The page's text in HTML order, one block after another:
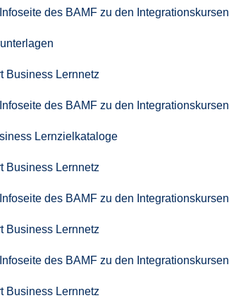
des BAMF zu den Integrationskursen
Business Lernnetz
des BAMF zu den Integrationskursen
Lernzielkataloge
Business Lernnetz
des BAMF zu den Integrationskursen
Business Lernnetz
des BAMF zu den Integrationskursen
Business Lernnetz